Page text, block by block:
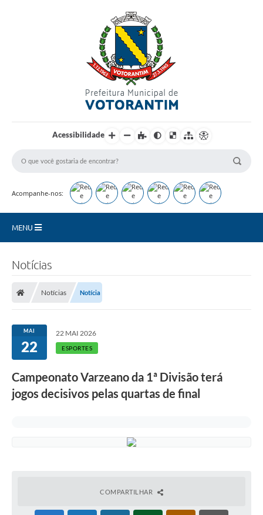
Acessibilidade
Acompanhe-nos:
MENU
Carta de Serviços
Vagas PAT
Transparência
Selo Verde
Notícias
Notícias Notícia
MAI
22
22 MAI 2026
ESPORTES
Campeonato Varzeano da 1ª Divisão terá
jogos decisivos pelas quartas de final
COMPARTILHAR